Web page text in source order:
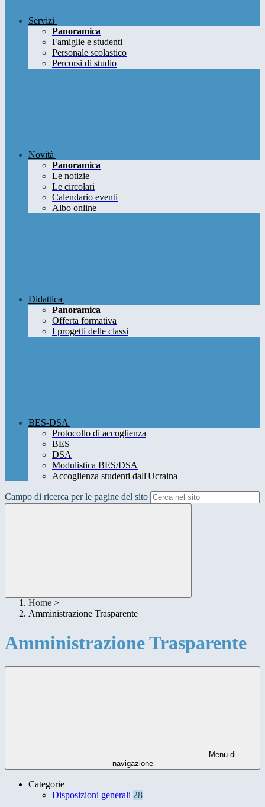
Servizi
Panoramica
Famiglie e studenti
Personale scolastico
Percorsi di studio
Novità
Panoramica
Le notizie
Le circolari
Calendario eventi
Albo online
Didattica
Panoramica
Offerta formativa
I progetti delle classi
BES-DSA
Protocollo di accoglienza
BES
DSA
Modulistica BES/DSA
Accoglienza studenti dall'Ucraina
Campo di ricerca per le pagine del sito
Home >
Amministrazione Trasparente
Amministrazione Trasparente
Menu di
navigazione
Categorie
Disposizioni generali 28